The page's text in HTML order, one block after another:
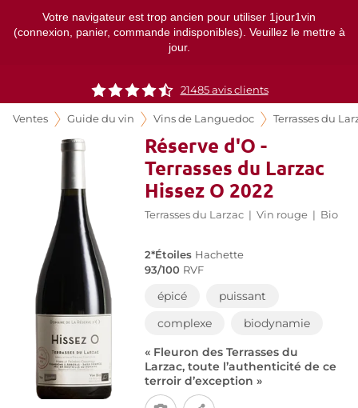
Votre navigateur est trop ancien pour utiliser 1jour1vin
(connexion, panier, commande indisponibles). Veuillez le mettre à
jour.
21485avis clients
Ventes Guide du vin Vins de Languedoc Terrasses du
Réserve d'O -
Terrasses du Larzac
Hissez O 2022
Terrasses du Larzac | Vin rouge | Bio
2*Étoiles Hachette
93/100 RVF
épicé
puissant
complexe
biodynamie
« Fleuron des Terrasses du
Larzac, toute l’authenticité de ce
terroir d’exception »